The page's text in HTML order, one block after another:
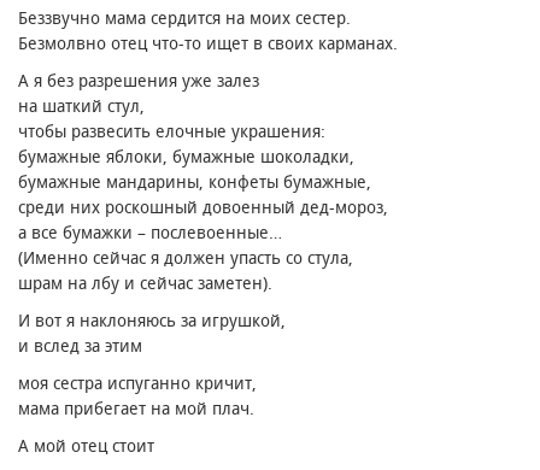
Беззвучно мама сердится на моих сестер.
Безмолвно отец что-то ищет в своих карманах.
А я без разрешения уже залез
на шаткий стул,
чтобы развесить елочные украшения։
бумажные яблоки, бумажные шоколадки,
бумажные мандарины, конфеты бумажные,
среди них роскошный довоенный дед-мороз,
а все бумажки – послевоенные…
(Именно сейчас я должен упасть со стула,
шрам на лбу и сейчас заметен).
И вот я наклоняюсь за игрушкой,
и вслед за этим
моя сестра испуганно кричит,
мама прибегает на мой плач.
А мой отец стоит